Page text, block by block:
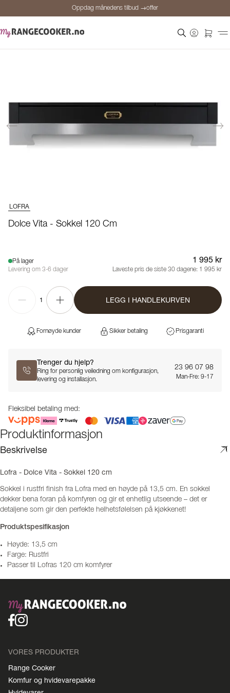
Oppdag månedens tilbud →offer
LOFRA
Dolce Vita - Sokkel 120 Cm
På lager
Levering om 3-6 dager
1 995 kr
Laveste pris de siste 30 dagene: 1 995 kr
1 LEGG I HANDLEKURVEN
Fornøyde kunder Sikker betaling Prisgaranti
Trenger du hjelp?
Ring for personlig veiledning om konfigurasjon,
levering og installasjon.
23 96 07 98
Man-Fre: 9-17
Fleksibel betaling med:
Produktinformasjon
Beskrivelse
Lofra - Dolce Vita - Sokkel 120 cm
Sokkel i rustfri finish fra Lofra med en høyde på 13,5 cm. En sokkel
dekker bena foran på komfyren og gir et enhetlig utseende – det er
detaljene som gir den perfekte helhetsfølelsen på kjøkkenet!
Produktspesifikasjon
Høyde: 13,5 cm
Farge: Rustfri
Passer til Lofras 120 cm komfyrer
VORES PRODUKTER
Range Cooker
Komfur og hvidevarepakke